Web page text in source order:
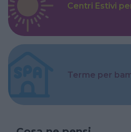
Centri Estivi
Terme per